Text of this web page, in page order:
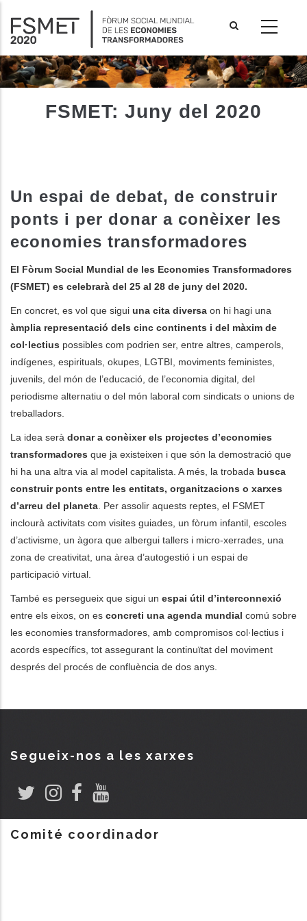
contingut
accions addicionals
FSMET: Juny del 2020
Un espai de debat, de construir
ponts i per donar a conèixer les
economies transformadores
El Fòrum Social Mundial de les Economies Transformadores
(FSMET) es celebrarà del 25 al 28 de juny del 2020.
En concret, es vol que sigui una cita diversa on hi hagi una
àmplia representació dels cinc continents i del màxim de
col·lectius possibles com podrien ser, entre altres, camperols,
indígenes, espirituals, okupes, LGTBI, moviments feministes,
juvenils, del món de l’educació, de l’economia digital, del
periodisme alternatiu o del món laboral com sindicats o unions de
treballadors.
La idea serà donar a conèixer els projectes d’economies
transformadores que ja existeixen i que són la demostració que
hi ha una altra via al model capitalista. A més, la trobada busca
construir ponts entre les entitats, organitzacions o xarxes
d’arreu del planeta. Per assolir aquests reptes, el FSMET
inclourà activitats com visites guiades, un fòrum infantil, escoles
d’activisme, un àgora que albergui tallers i micro-xerrades, una
zona de creativitat, una àrea d’autogestió i un espai de
participació virtual.
També es persegueix que sigui un espai útil d’interconnexió
entre els eixos, on es concreti una agenda mundial comú sobre
les economies transformadores, amb compromisos col·lectius i
acords específics, tot assegurant la continuïtat del moviment
després del procés de confluència de dos anys.
Segueix-nos a les xarxes
Comité coordinador